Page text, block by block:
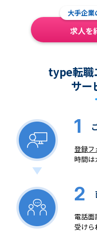
大手企
求人を
type転職
サー
1
登録フ
時間は
2
電話面
受けら